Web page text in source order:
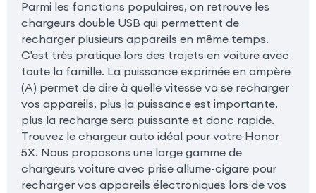
Parmi les fonctions populaires, on retrouve les
chargeurs double USB qui permettent de
recharger plusieurs appareils en même temps.
C'est très pratique lors des trajets en voiture avec
toute la famille. La puissance exprimée en ampère
(A) permet de dire à quelle vitesse va se recharger
vos appareils, plus la puissance est importante,
plus la recharge sera puissante et donc rapide.
Trouvez le chargeur auto idéal pour votre Honor
5X. Nous proposons une large gamme de
chargeurs voiture avec prise allume-cigare pour
recharger vos appareils électroniques lors de vos